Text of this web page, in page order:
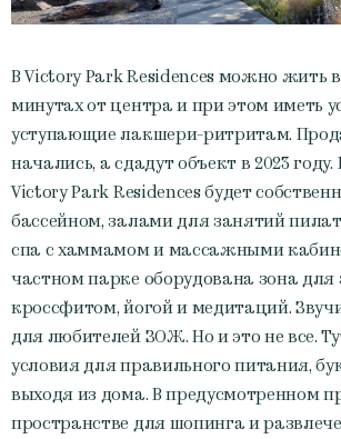
В Victory Park Residences можно жить
минутах от центра и при этом иметь
уступающие лакшери-ритритам.
начались, а сдадут объект в 2023
Victory Park Residences будет
бассейном, залами для занятий
спа с хаммамом и массажными
частном парке оборудована зона для
кроссфитом, йогой и медитаций.
для любителей ЗОЖ. Но и это не все.
условия для правильного питания,
выходя из дома. В предусмотренном
пространстве для шопинга и